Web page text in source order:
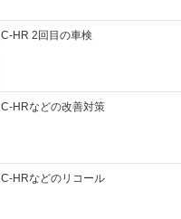
C-HR 2回目の車検
C-HRなどの改善対策
C-HRなどのリコール